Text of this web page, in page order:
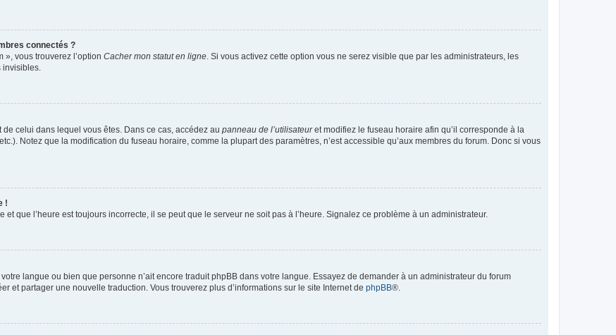
connectés ?
», vous trouverez l’option Cacher mon statut en ligne . Si vous activez cette option vous ne serez visible que par les administrateurs, les
celui dans lequel vous êtes. Dans ce cas, accédez au panneau de l’utilisateuret modifiez le fuseau horaire afin qu’il corresponde à la
Notez que la modification du fuseau horaire, comme la plupart des paramètres, n’est accessible qu’aux membres du forum. Donc si vous
!
que l’heure est toujours incorrecte, il se peut que le serveur ne soit pas à l’heure. Signalez ce problème à un administrateur.
langue ou bien que personne n’ait encore traduit phpBB dans votre langue. Essayez de demander à un administrateur du forum
et partager une nouvelle traduction. Vous trouverez plus d’informations sur le site Internet de phpBB®.